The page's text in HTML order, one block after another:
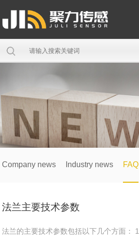
Company news Industry news FAQ
法兰主要技术参数
法兰的主要技术参数包括以下几个方面： 1. 公称通径（DN） 定